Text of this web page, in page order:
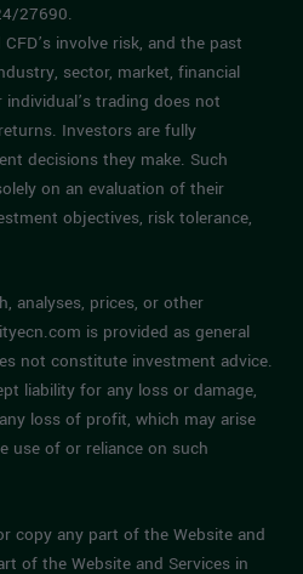
27690.
involve risk, and the past
sector, market, financial
trading does not
Investors are fully
decisions they make. Such
on an evaluation of their
objectives, risk tolerance,
analyses, prices, or other
is provided as general
not constitute investment advice.
liability for any loss or damage,
loss of profit, which may arise
use of or reliance on such
copy any part of the Website and
of the Website and Services in